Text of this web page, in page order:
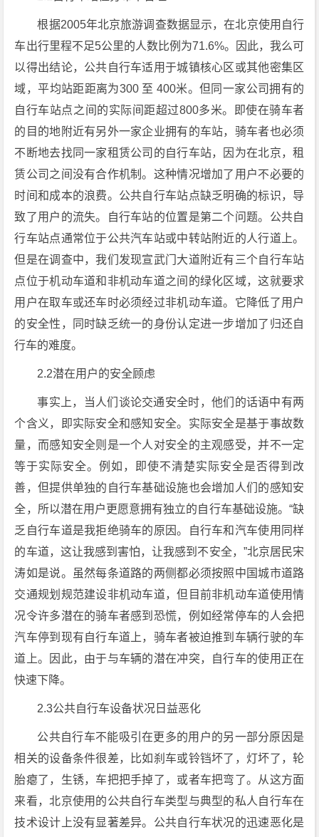
根据2005年北京旅游调查数据显示，在北京使用自行
车出行里程不足5公里的人数比例为71.6%。因此，我么可
以得出结论，公共自行车适用于城镇核心区或其他密集区
域，平均站距距离为300 至 400米。但同一家公司拥有的
自行车站点之间的实际间距超过800多米。即使在骑车者
的目的地附近有另外一家企业拥有的车站，骑车者也必须
不断地去找同一家租赁公司的自行车站，因为在北京，租
赁公司之间没有合作机制。这种情况增加了用户不必要的
时间和成本的浪费。公共自行车站点缺乏明确的标识，导
致了用户的流失。自行车站的位置是第二个问题。公共自
行车站点通常位于公共汽车站或中转站附近的人行道上。
但是在调查中，我们发现宣武门大道附近有三个自行车站
点位于机动车道和非机动车道之间的绿化区域，这就要求
用户在取车或还车时必须经过非机动车道。它降低了用户
的安全性，同时缺乏统一的身份认定进一步增加了归还自
行车的难度。
2.2潜在用户的安全顾虑
事实上，当人们谈论交通安全时，他们的话语中有两
个含义，即实际安全和感知安全。实际安全是基于事故数
量，而感知安全则是一个人对安全的主观感受，并不一定
等于实际安全。例如，即使不清楚实际安全是否得到改
善，但提供单独的自行车基础设施也会增加人们的感知安
全，所以潜在用户更愿意拥有独立的自行车基础设施。“缺
乏自行车道是我拒绝骑车的原因。自行车和汽车使用同样
的车道，这让我感到害怕，让我感到不安全，”北京居民宋
涛如是说。虽然每条道路的两侧都必须按照中国城市道路
交通规划规范建设非机动车道，但目前非机动车道使用情
况令许多潜在的骑车者感到恐慌，例如经常停车的人会把
汽车停到现有自行车道上，骑车者被迫推到车辆行驶的车
道上。因此，由于与车辆的潜在冲突，自行车的使用正在
快速下降。
2.3公共自行车设备状况日益恶化
公共自行车不能吸引在更多的用户的另一部分原因是
相关的设备条件很差，比如刹车或铃铛坏了，灯坏了，轮
胎瘪了，生锈，车把把手掉了，或者车把弯了。从这方面
来看，北京使用的公共自行车类型与典型的私人自行车在
技术设计上没有显著差异。公共自行车状况的迅速恶化是